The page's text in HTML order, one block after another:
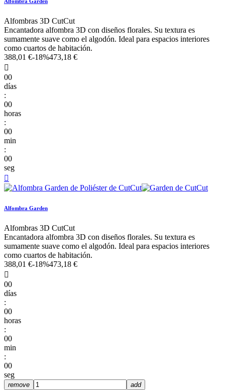
Alfombras 3D CutCut
Encantadora alfombra 3D con diseños florales. Su textura es
sumamente suave como el algodón. Ideal para espacios interiores
como cuartos de habitación.
388,01 €-18%473,18 €

00
días
:
00
horas
:
00
min
:
00
seg

Alfombra Garden
Alfombras 3D CutCut
Encantadora alfombra 3D con diseños florales. Su textura es
sumamente suave como el algodón. Ideal para espacios interiores
como cuartos de habitación.
388,01 €-18%473,18 €

00
días
:
00
horas
:
00
min
:
00
seg
remove add